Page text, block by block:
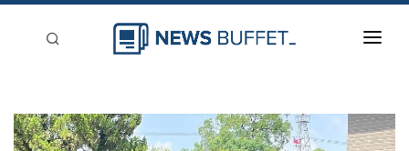
新聞稿分類